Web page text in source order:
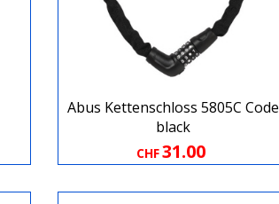
Abus Kettenschloss 5805C Code
black
CHF31.00